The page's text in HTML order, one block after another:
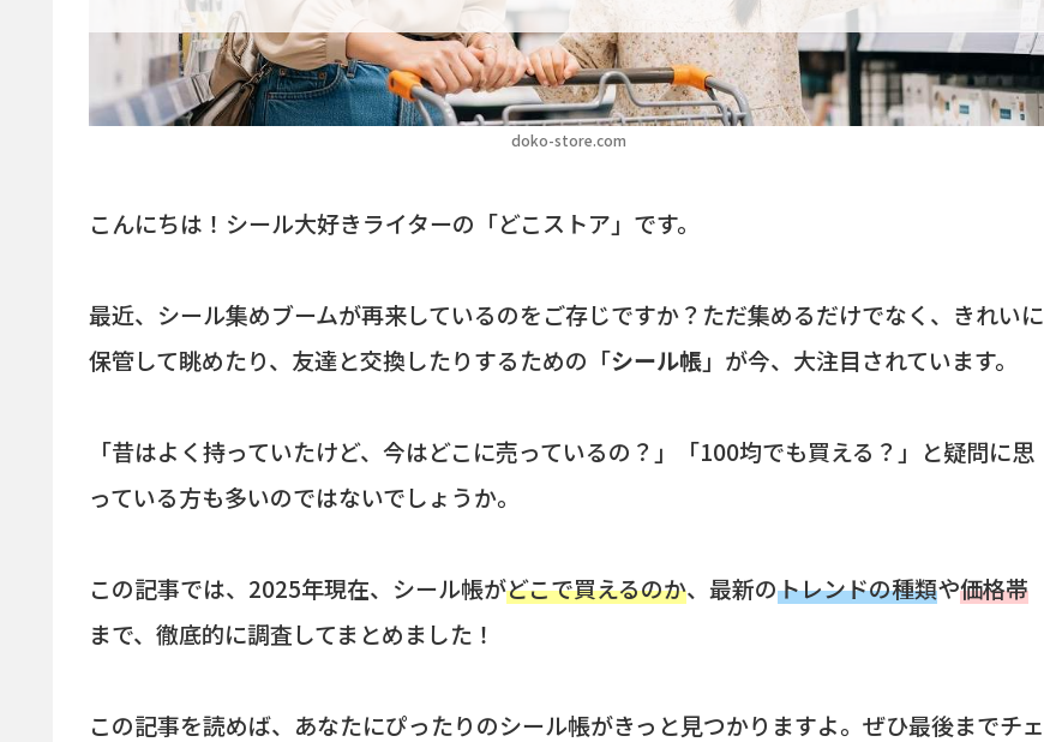
doko-store.com
こんにちは！シール大好きライターの「どこストア」です。
最近、シール集めブームが再来しているのをご存じですか？ただ集めるだけでなく、きれいに
保管して眺めたり、友達と交換したりするための「シール帳」が今、大注目されています。
「昔はよく持っていたけど、今はどこに売っているの？」「100均でも買える？」と疑問に思
っている方も多いのではないでしょうか。
この記事では、2025年現在、シール帳がどこで買えるのか、最新のトレンドの種類や価格帯
まで、徹底的に調査してまとめました！
この記事を読めば、あなたにぴったりのシール帳がきっと見つかりますよ。ぜひ最後までチェ